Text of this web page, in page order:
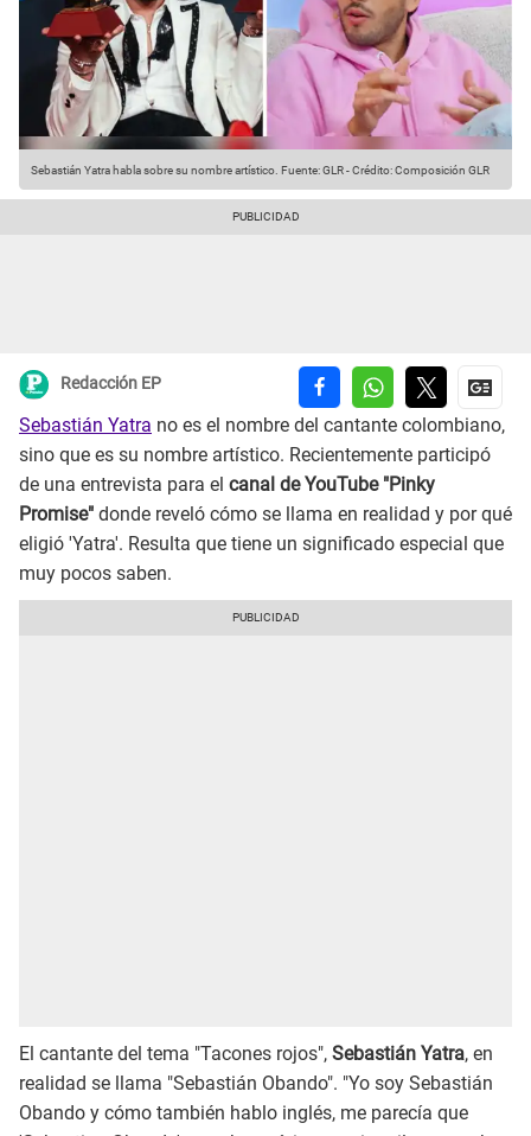
Sebastián Yatra habla sobre su nombre artístico. Fuente: GLR-Crédito: Composición GLR
Redacción EP
Sebastián Yatra no es el nombre del cantante colombiano,
sino que es su nombre artístico. Recientemente participó
de una entrevista para el canal de YouTube "Pinky
Promise" donde reveló cómo se llama en realidad y por qué
eligió 'Yatra'. Resulta que tiene un significado especial que
muy pocos saben.
El cantante del tema "Tacones rojos", Sebastián Yatra, en
realidad se llama "Sebastián Obando". "Yo soy Sebastián
Obando y cómo también hablo inglés, me parecía que